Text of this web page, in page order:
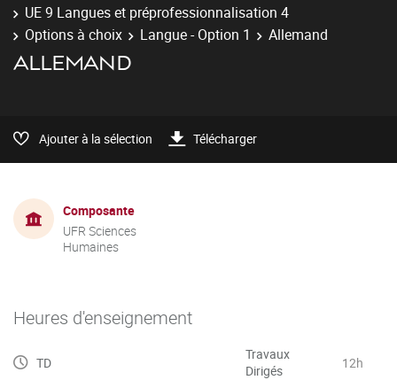
UE 9 Langues et préprofessionnalisation 4
Options à choix
Langue - Option 1 Allemand
ALLEMAND
Ajouter à la sélection Télécharger
Composante
UFR Sciences
Humaines
Heures d'enseignement
TD
Travaux
Dirigés
12h